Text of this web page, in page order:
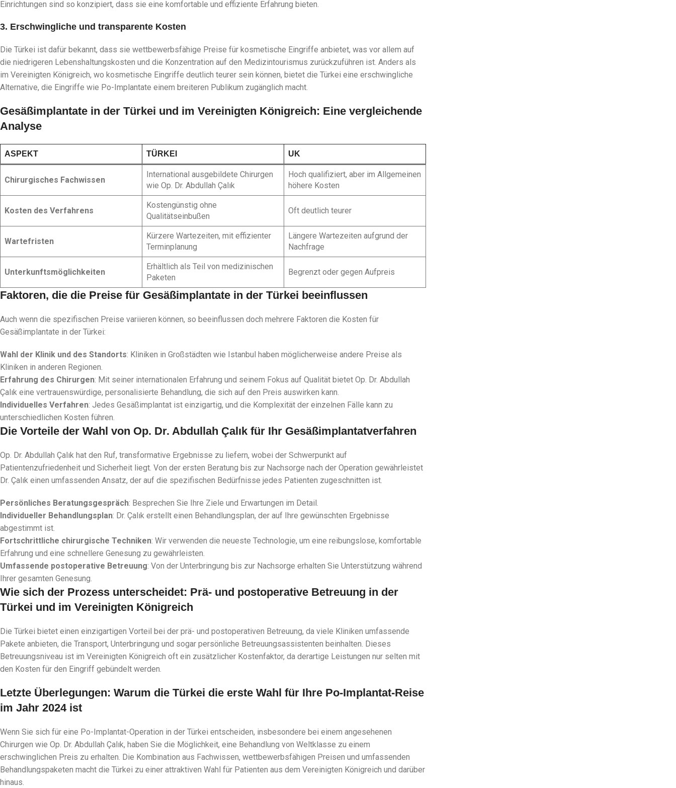
Einrichtungen sind so konzipiert, dass sie eine komfortable und effiziente Erfahrung bieten.
3. Erschwingliche und transparente Kosten
Die Türkei ist dafür bekannt, dass sie wettbewerbsfähige Preise für kosmetische Eingriffe anbietet, was vor allem auf
die niedrigeren Lebenshaltungskosten und die Konzentration auf den Medizintourismus zurückzuführen ist. Anders als
im Vereinigten Königreich, wo kosmetische Eingriffe deutlich teurer sein können, bietet die Türkei eine erschwingliche
Alternative, die Eingriffe wie Po-Implantate einem breiteren Publikum zugänglich macht.
Gesäßimplantate in der Türkei und im Vereinigten Königreich: Eine vergleichende
Analyse
ASPEKT TÜRKEI UK
Chirurgisches Fachwissen
International ausgebildete Chirurgen
wie Op. Dr. Abdullah Çalık
Hoch qualifiziert, aber im Allgemeinen
höhere Kosten
Kosten des Verfahrens
Kostengünstig ohne
Qualitätseinbußen
Oft deutlich teurer
Wartefristen
Kürzere Wartezeiten, mit effizienter
Terminplanung
Längere Wartezeiten aufgrund der
Nachfrage
Unterkunftsmöglichkeiten
Erhältlich als Teil von medizinischen
Paketen
Begrenzt oder gegen Aufpreis
Faktoren, die die Preise für Gesäßimplantate in der Türkei beeinflussen
Auch wenn die spezifischen Preise variieren können, so beeinflussen doch mehrere Faktoren die Kosten für
Gesäßimplantate in der Türkei:
Wahl der Klinik und des Standorts: Kliniken in Großstädten wie Istanbul haben möglicherweise andere Preise als
Kliniken in anderen Regionen.
Erfahrung des Chirurgen: Mit seiner internationalen Erfahrung und seinem Fokus auf Qualität bietet Op. Dr. Abdullah
Çalık eine vertrauenswürdige, personalisierte Behandlung, die sich auf den Preis auswirken kann.
Individuelles Verfahren: Jedes Gesäßimplantat ist einzigartig, und die Komplexität der einzelnen Fälle kann zu
unterschiedlichen Kosten führen.
Die Vorteile der Wahl von Op. Dr. Abdullah Çalık für Ihr Gesäßimplantatverfahren
Op. Dr. Abdullah Çalık hat den Ruf, transformative Ergebnisse zu liefern, wobei der Schwerpunkt auf
Patientenzufriedenheit und Sicherheit liegt. Von der ersten Beratung bis zur Nachsorge nach der Operation gewährleistet
Dr. Çalık einen umfassenden Ansatz, der auf die spezifischen Bedürfnisse jedes Patienten zugeschnitten ist.
Persönliches Beratungsgespräch: Besprechen Sie Ihre Ziele und Erwartungen im Detail.
Individueller Behandlungsplan: Dr. Çalık erstellt einen Behandlungsplan, der auf Ihre gewünschten Ergebnisse
abgestimmt ist.
Fortschrittliche chirurgische Techniken: Wir verwenden die neueste Technologie, um eine reibungslose, komfortable
Erfahrung und eine schnellere Genesung zu gewährleisten.
Umfassende postoperative Betreuung: Von der Unterbringung bis zur Nachsorge erhalten Sie Unterstützung während
Ihrer gesamten Genesung.
Wie sich der Prozess unterscheidet: Prä- und postoperative Betreuung in der
Türkei und im Vereinigten Königreich
Die Türkei bietet einen einzigartigen Vorteil bei der prä- und postoperativen Betreuung, da viele Kliniken umfassende
Pakete anbieten, die Transport, Unterbringung und sogar persönliche Betreuungsassistenten beinhalten. Dieses
Betreuungsniveau ist im Vereinigten Königreich oft ein zusätzlicher Kostenfaktor, da derartige Leistungen nur selten mit
den Kosten für den Eingriff gebündelt werden.
Letzte Überlegungen: Warum die Türkei die erste Wahl für Ihre Po-Implantat-Reise
im Jahr 2024 ist
Wenn Sie sich für eine Po-Implantat-Operation in der Türkei entscheiden, insbesondere bei einem angesehenen
Chirurgen wie Op. Dr. Abdullah Çalık, haben Sie die Möglichkeit, eine Behandlung von Weltklasse zu einem
erschwinglichen Preis zu erhalten. Die Kombination aus Fachwissen, wettbewerbsfähigen Preisen und umfassenden
Behandlungspaketen macht die Türkei zu einer attraktiven Wahl für Patienten aus dem Vereinigten Königreich und darüber
hinaus.